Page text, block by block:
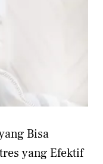
Bisa
yang Efektif